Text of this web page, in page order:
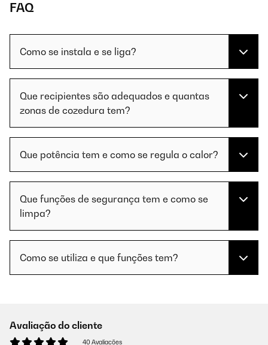
FAQ
Como se instala e se liga?
Que recipientes são adequados e quantas
zonas de cozedura tem?
Que potência tem e como se regula o calor?
Que funções de segurança tem e como se
limpa?
Como se utiliza e que funções tem?
Avaliação do cliente
40 Avaliações